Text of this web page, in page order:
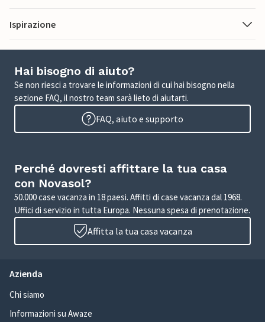
Ispirazione
Hai bisogno di aiuto?
Se non riesci a trovare le informazioni di cui hai bisogno nella
sezione FAQ, il nostro team sarà lieto di aiutarti.
FAQ, aiuto e supporto
Perché dovresti affittare la tua casa
con Novasol?
50.000 case vacanza in 18 paesi. Affitti di case vacanza dal 1968.
Uffici di servizio in tutta Europa. Nessuna spesa di prenotazione.
Affitta la tua casa vacanza
Azienda
Chi siamo
Informazioni su Awaze